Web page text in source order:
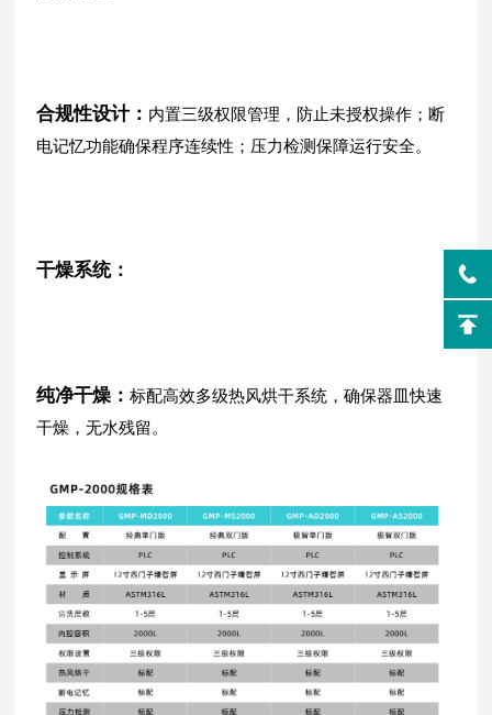
合规性设计： 内置三级权限管理，防止未授权操作；断
电记忆功能确保程序连续性；压力检测保障运行安全。
干燥系统：
纯净干燥：标配高效多级热风烘干系统，确保器皿快速
干燥，无水残留。